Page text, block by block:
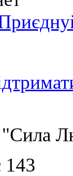
"Сила
143